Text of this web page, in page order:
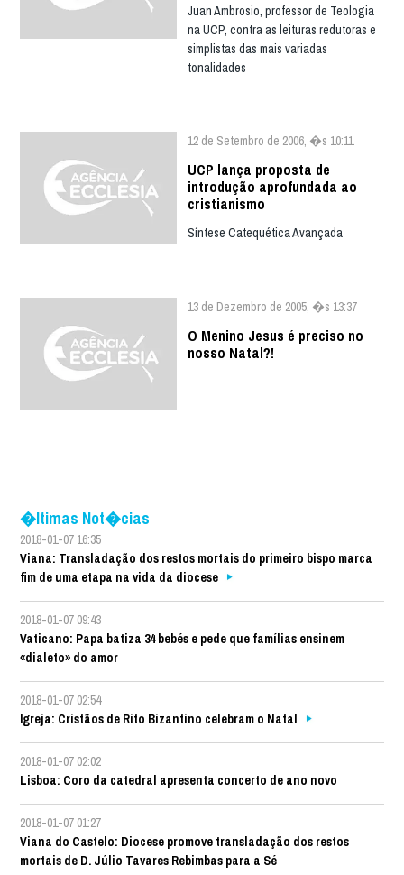
Juan Ambrosio, professor de Teologia
na UCP, contra as leituras redutoras e
simplistas das mais variadas
tonalidades
12 de Setembro de 2006, �s 10:11
UCP lança proposta de
introdução aprofundada ao
cristianismo
Síntese Catequética Avançada
13 de Dezembro de 2005, �s 13:37
O Menino Jesus é preciso no
nosso Natal?!
�ltimas Not�cias
2018-01-07 16:35
Viana: Transladação dos restos mortais do primeiro bispo marca
fim de uma etapa na vida da diocese
2018-01-07 09:43
Vaticano: Papa batiza 34 bebés e pede que famílias ensinem
«dialeto» do amor
2018-01-07 02:54
Igreja: Cristãos de Rito Bizantino celebram o Natal
2018-01-07 02:02
Lisboa: Coro da catedral apresenta concerto de ano novo
2018-01-07 01:27
Viana do Castelo: Diocese promove transladação dos restos
mortais de D. Júlio Tavares Rebimbas para a Sé